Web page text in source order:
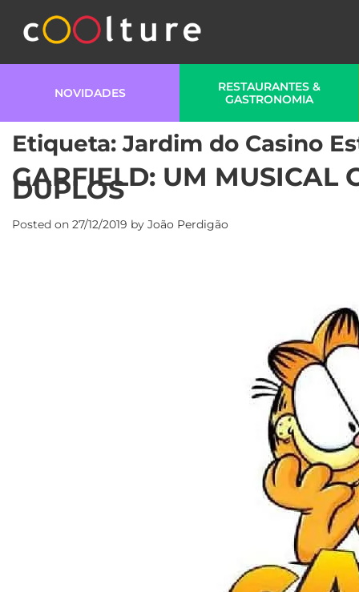
NOVIDADES
RESTAURANTES &
GASTRONOMIA
Etiqueta:Jardim do Casino
GARFIELD: UM MUSICAL
DUPLOS
Posted on 27/12/2019 by João Perdigão